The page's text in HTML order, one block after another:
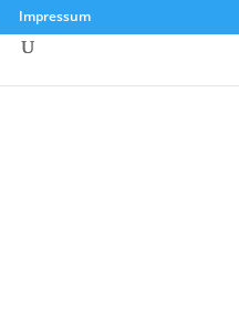
Impressum